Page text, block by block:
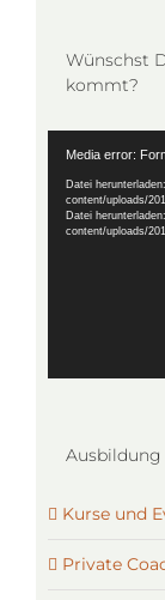
Wünschst
kommt?
Media error:
Datei
content/uploads/
Datei
content/uploads/
Ausbildung
Kurse und
Private